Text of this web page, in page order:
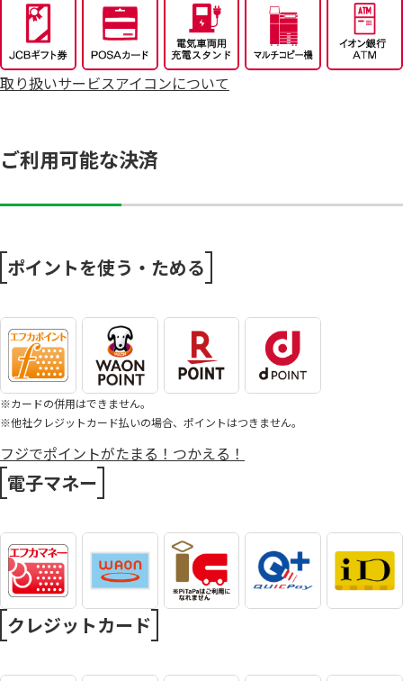
7/25～全力プライス8月号
取り扱いサービスアイコンについて
ご利用可能な決済
ポイントを使う・ためる
※カードの併用はできません。
※他社クレジットカード払いの場合、ポイントはつきません。
フジでポイントがたまる！つかえる！
電子マネー
クレジットカード